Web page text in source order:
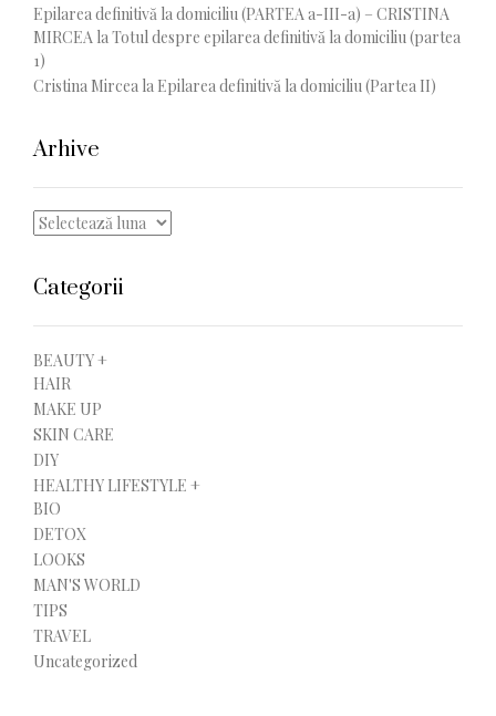
Epilarea definitivă la domiciliu (PARTEA a-III-a) – CRISTINA
MIRCEA laTotul despre epilarea definitivă la domiciliu (partea
1)
Cristina Mircea la Epilarea definitivă la domiciliu (Partea II)
Arhive
Arhive
Categorii
BEAUTY +
HAIR
MAKE UP
SKIN CARE
DIY
HEALTHY LIFESTYLE +
BIO
DETOX
LOOKS
MAN'S WORLD
TIPS
TRAVEL
Uncategorized